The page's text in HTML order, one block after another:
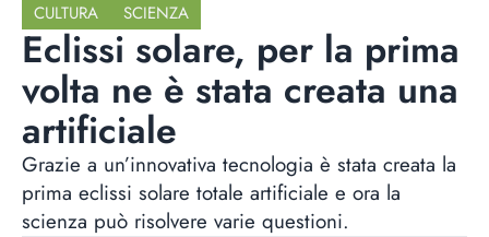
CULTURA SCIENZA
Eclissi solare, per la prima
volta ne è stata creata una
artificiale
Grazie a un’innovativa tecnologia è stata creata la
prima eclissi solare totale artificiale e ora la
scienza può risolvere varie questioni.